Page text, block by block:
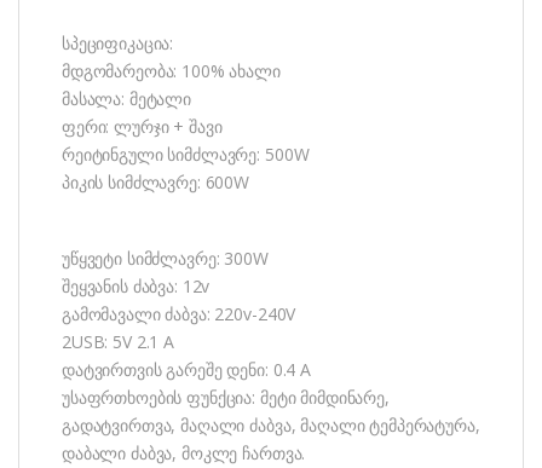
სპეციფიკაცია:
მდგომარეობა: 100% ახალი
მასალა: მეტალი
ფერი: ლურჯი + შავი
რეიტინგული სიმძლავრე: 500W
პიკის სიმძლავრე: 600W
უწყვეტი სიმძლავრე: 300W
შეყვანის ძაბვა: 12v
გამომავალი ძაბვა: 220v-240V
2USB: 5V 2.1 A
დატვირთვის გარეშე დენი: 0.4 A
უსაფრთხოების ფუნქცია: მეტი მიმდინარე,
გადატვირთვა, მაღალი ძაბვა, მაღალი ტემპერატურა,
დაბალი ძაბვა, მოკლე ჩართვა.